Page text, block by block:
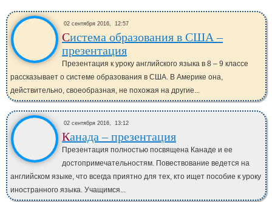
02 сентября 2016, 12:57
Система образования в США –
презентация
Презентация к уроку английского языка в 8 – 9 классе
рассказывает о системе образования в США. В Америке она,
действительно, своеобразная, не похожая на другие...
02 сентября 2016, 13:12
Канада – презентация
Презентация полностью посвящена Канаде и ее
достопримечательностям. Повествование ведется на
английском языке, что всегда приятно для тех, кто ищет пособие к уроку
иностранного языка. Учащимся...